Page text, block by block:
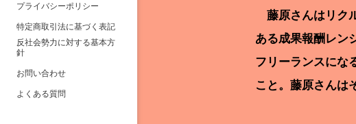
プライバシーポリシー
特定商取引法に基づく表記
反社会勢力に対する基本方
針
お問い合わせ
よくある質問
藤原さんはリク
ある成果報酬レン
フリーランスにな
こと。藤原さんは